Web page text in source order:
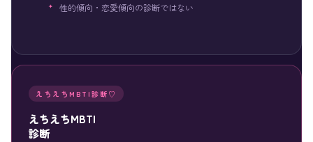
性的傾向・恋愛傾向の診断ではない
えちえちMBTI診断♡
えちえちMBTI
診断